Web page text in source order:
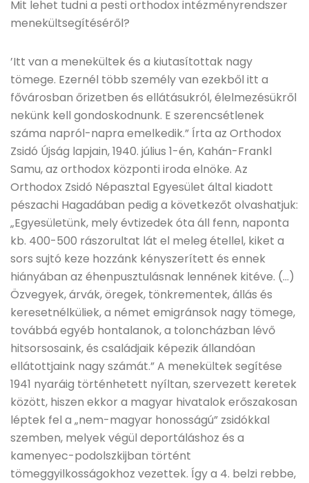
Mit lehet tudni a pesti orthodox intézményrendszer
menekültsegítéséről?
’Itt van a menekültek és a kiutasítottak nagy
tömege. Ezernél több személy van ezekből itt a
fővárosban őrizetben és ellátásukról, élelmezésükről
nekünk kell gondoskodnunk. E szerencsétlenek
száma napról-napra emelkedik.” Írta az Orthodox
Zsidó Újság lapjain, 1940. július 1-én, Kahán-Frankl
Samu, az orthodox központi iroda elnöke. Az
Orthodox Zsidó Népasztal Egyesület által kiadott
pészachi Hagadában pedig a következőt olvashatjuk:
„Egyesületünk, mely évtizedek óta áll fenn, naponta
kb. 400-500 rászorultat lát el meleg étellel, kiket a
sors sujtó keze hozzánk kényszerített és ennek
hiányában az éhenpusztulásnak lennének kitéve. (…)
Özvegyek, árvák, öregek, tönkrementek, állás és
keresetnélküliek, a német emigránsok nagy tömege,
továbbá egyéb hontalanok, a toloncházban lévő
hitsorsosaink, és családjaik képezik állandóan
ellátottjaink nagy számát.” A menekültek segítése
1941 nyaráig történhetett nyíltan, szervezett keretek
között, hiszen ekkor a magyar hivatalok erőszakosan
léptek fel a „nem-magyar honosságú” zsidókkal
szemben, melyek végül deportáláshoz és a
kamenyec-podolszkijban történt
tömeggyilkosságokhoz vezettek. Így a 4. belzi rebbe,